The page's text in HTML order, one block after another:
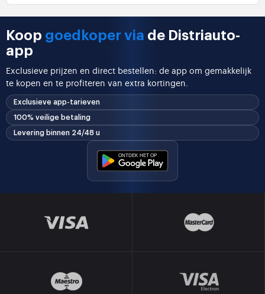
Koop goedkoper via de Distriauto-
app
Exclusieve prijzen en direct bestellen: de app om gemakkelijk
te kopen en te profiteren van extra kortingen.
Exclusieve app-tarieven
100% veilige betaling
Levering binnen 24/48 u